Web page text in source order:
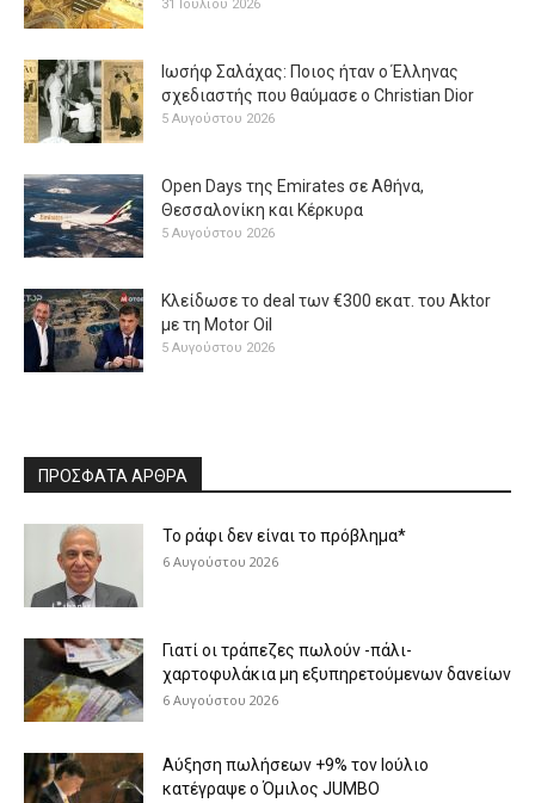
31 Ιουλίου 2026
Ιωσήφ Σαλάχας: Ποιος ήταν ο Έλληνας
σχεδιαστής που θαύμασε ο Christian Dior
5 Αυγούστου 2026
Open Days της Emirates σε Αθήνα,
Θεσσαλονίκη και Κέρκυρα
5 Αυγούστου 2026
Κλείδωσε το deal των €300 εκατ. του Aktor
με τη Μotor Oil
5 Αυγούστου 2026
ΠΡΟΣΦΑΤΑ ΑΡΘΡΑ
Το ράφι δεν είναι το πρόβλημα*
6 Αυγούστου 2026
Γιατί οι τράπεζες πωλούν -πάλι-
χαρτοφυλάκια μη εξυπηρετούμενων δανείων
6 Αυγούστου 2026
Aύξηση πωλήσεων +9% τον Ιούλιο
κατέγραψε ο Όμιλος JUMBO